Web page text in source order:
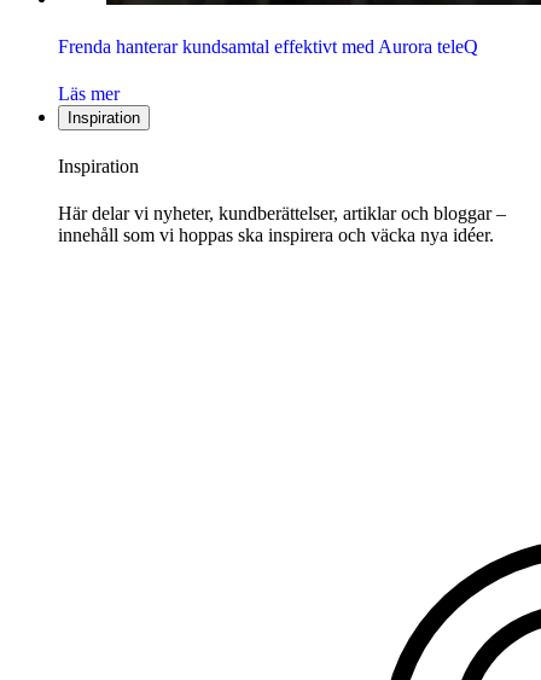
Frenda hanterar kundsamtal effektivt med Aurora teleQ
Läs mer
Inspiration
Inspiration
Här delar vi nyheter, kundberättelser, artiklar och bloggar –
innehåll som vi hoppas ska inspirera och väcka nya idéer.